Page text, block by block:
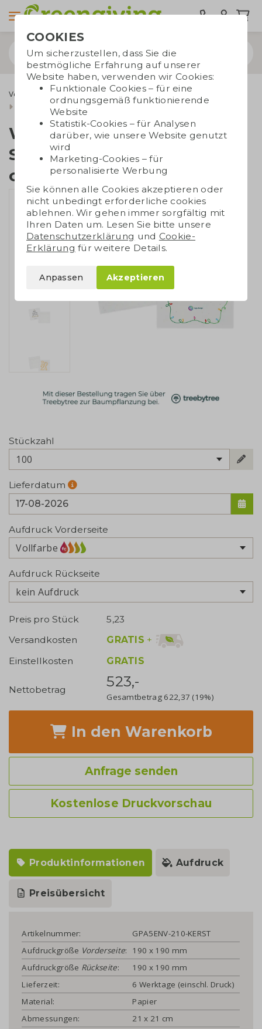
Verschenkmomente
Weihnachtsgeschenke
Weihnachtskarten
Weihnachtskarte
Samenpapier 21 x 21
cm
Stückzahl
100
Lieferdatum
Aufdruck Vorderseite
Vollfarbe
Aufdruck Rückseite
kein Aufdruck
Preis pro Stück
5,23
Versandkosten
GRATIS +
Einstellkosten
GRATIS
Nettobetrag 523,-
Gesamtbetrag 622,37 (19%)
In den Warenkorb
Anfrage senden
Kostenlose Druckvorschau
Produktinformationen Aufdruck
Preisübersicht
Artikelnummer:
GPA5ENV-210-KERST
Aufdruckgröße Vorderseite:
190 x 190 mm
Aufdruckgröße Rückseite:
190 x 190 mm
Lieferzeit:
6 Werktage (einschl. Druck)
Material:
Papier
Abmessungen:
21 x 21 cm
COOKIES
Um sicherzustellen, dass Sie die
bestmögliche Erfahrung auf unserer
Website haben, verwenden wir Cookies:
Funktionale Cookies – für eine
ordnungsgemäß funktionierende
Website
Statistik-Cookies – für Analysen
darüber, wie unsere Website genutzt
wird
Marketing-Cookies – für
personalisierte Werbung
Sie können alle Cookies akzeptieren oder
nicht unbedingt erforderliche cookies
ablehnen. Wir gehen immer sorgfältig mit
Ihren Daten um. Lesen Sie bitte unsere
Datenschutzerklärung und Cookie-
Erklärung für weitere Details.
Anpassen Akzeptieren